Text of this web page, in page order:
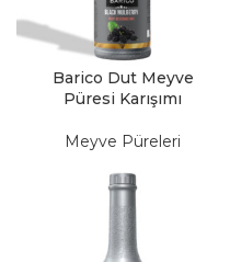
Barico Dut Meyve
Püresi Karışımı
Meyve Püreleri